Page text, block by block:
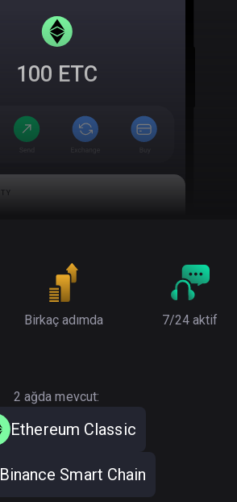
100 ETC
Birkaç adımda 7/24 aktif
2 ağda mevcut:
Ethereum Classic
Binance Smart Chain